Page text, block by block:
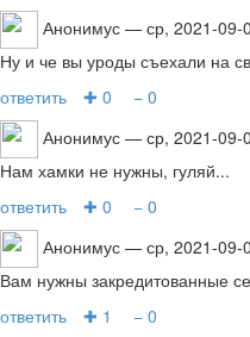
Анонимус — ср, 2021-09-
Ну и че вы уроды съехали на
ответить
✚ 0
− 0
Анонимус — ср, 2021-09-
Нам хамки не нужны, гуляй...
ответить
✚ 0
− 0
Анонимус — ср, 2021-09-
Вам нужны закредитованные
ответить
✚ 1 − 0